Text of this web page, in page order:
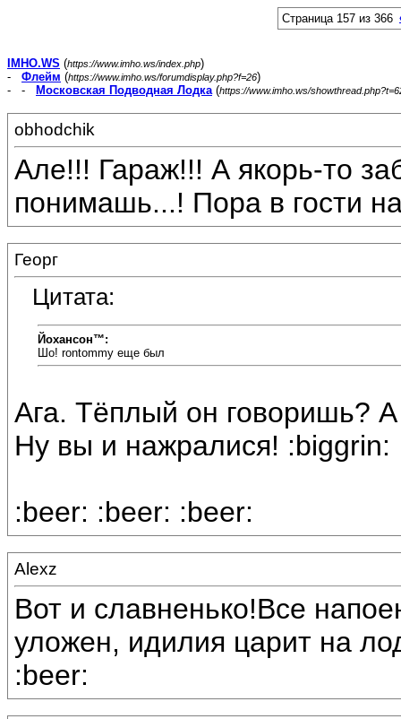
Страница 157 из 366
IMHO.WS (https://www.imho.ws/index.php)
- Флейм (https://www.imho.ws/forumdisplay.php?f=26)
- -
Московская Подводная Лодка(https://www.imho.ws/
obhodchik
Але!!! Гараж!!! А якорь-то
понимашь...! Пора в гости
Георг
Цитата:
Йохансон™:
Шо! rontommy еще был
Ага. Тёплый он говоришь?
Ну вы и нажралися! :biggrin:
:beer: :beer: :beer:
Alexz
Вот и славненько!Все
уложен, идилия царит на
:beer: